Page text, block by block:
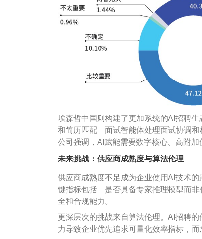
埃森哲中国则构建了更加系统的AI招聘
和简历匹配；面试智能体处理面试协调
公司强调，AI赋能需要数字核心、高附加
未来挑战：供应商成熟度与算法伦理
供应商成熟度不足成为企业使用AI技术
键指标包括：是否具备专家推理模型而
全和合规能力。
更深层次的挑战来自算法伦理。AI招聘
力导致企业优先追求可量化效率指标，而